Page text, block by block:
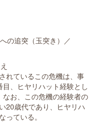
の追突（玉突き）／
れているこの危機は、事
、ヒヤリハット経験とし
お、この危機の経験者の
20歳代であり、ヒヤリハ
っている。